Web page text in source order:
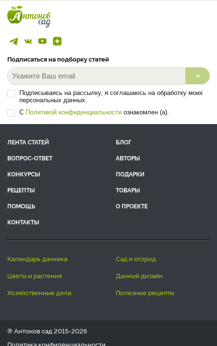
Подписаться на подборку статей
>
Подписываясь на рассылку, я соглашаюсь на обработку моих
персональных данных.
С Политикой конфиденциальности ознакомлен (а).
ЛЕНТА СТАТЕЙ
БЛОГ
ВОПРОС-ОТВЕТ
АВТОРЫ
КОНКУРСЫ
ПОДАРКИ
РЕЦЕПТЫ
ТОВАРЫ
ПОМОЩЬ
О ПРОЕКТЕ
КОНТАКТЫ
календарь дачника
сад и огород
цветы и растения
дачный дизайн
хозяйственные дела
полезные рецепты
® Антонов сад 2015-2026
Политика конфиденциальности